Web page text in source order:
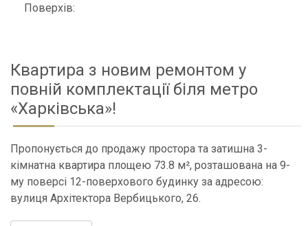
Поверхів:
Квартира з новим ремонтом у
повній комплектації біля метро
«Харківська»!
Пропонується до продажу простора та затишна 3-
кімнатна квартира площею 73.8 м², розташована на 9-
му поверсі 12-поверхового будинку за адресою:
вулиця Архітектора Вербицького, 26.